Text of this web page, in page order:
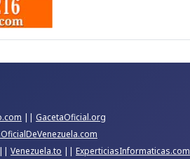
|| GacetaOficial.org
|| Venezuela.to || ExperticiasInformaticas.com